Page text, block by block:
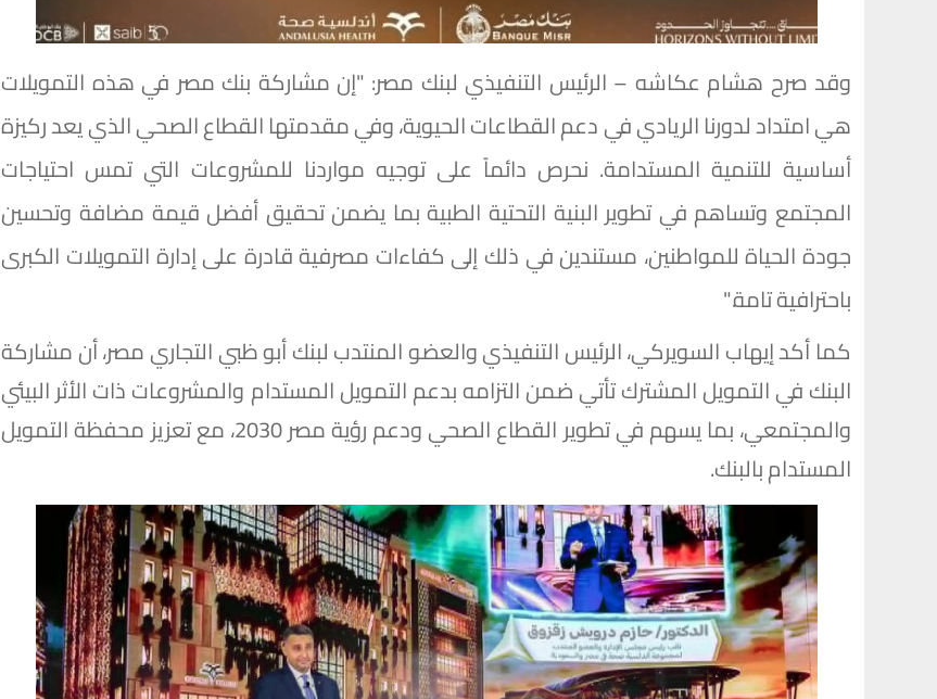
وقد صرح هشام عكاشه – الرئيس التنفيذي لبنك مصر: "إن مشاركة بنك مصر في هذه التمويلات
هي امتداد لدورنا الريادي في دعم القطاعات الحيوية، وفي مقدمتها القطاع الصحي الذي يعد ركيزة
أساسية للتنمية المستدامة. نحرص دائماً على توجيه مواردنا للمشروعات التي تمس احتياجات
المجتمع وتساهم في تطوير البنية التحتية الطبية بما يضمن تحقيق أفضل قيمة مضافة وتحسين
جودة الحياة للمواطنين، مستندين في ذلك إلى كفاءات مصرفية قادرة على إدارة التمويلات الكبرى
باحترافية تامة."
كما أكد إيهاب السويركي، الرئيس التنفيذي والعضو المنتدب لبنك أبو ظبي التجاري مصر، أن مشاركة
البنك في التمويل المشترك تأتي ضمن التزامه بدعم التمويل المستدام والمشروعات ذات الأثر البيئي
والمجتمعي، بما يسهم في تطوير القطاع الصحي ودعم رؤية مصر 2030، مع تعزيز محفظة التمويل
المستدام بالبنك.